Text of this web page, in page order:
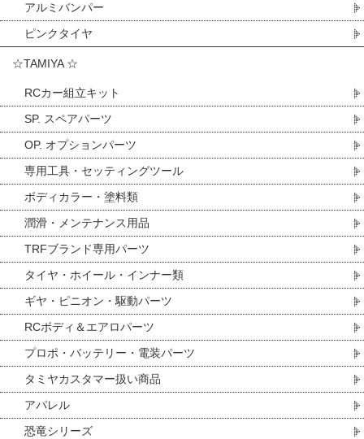
アルミバンパー
ピンクタイヤ
☆TAMIYA ☆
RCカー組立キット
SP. スペアパーツ
OP. オプションパーツ
専用工具・セッティングツール
ボディカラー・塗料類
潤滑・メンテナンス用品
TRFブランド専用パーツ
タイヤ・ホイール・インナー類
ギヤ・ピニオン・駆動パーツ
RCボディ＆エアロパーツ
プロポ・バッテリー・電装パーツ
タミヤカスタマー扱い商品
アパレル
恐竜シリーズ